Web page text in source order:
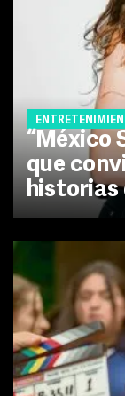
“México
que
historias